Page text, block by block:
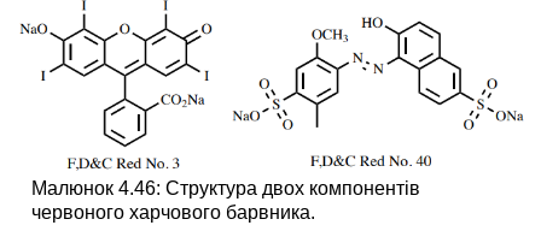
Малюнок 4.46: Структура двох компонентів
червоного харчового барвника.